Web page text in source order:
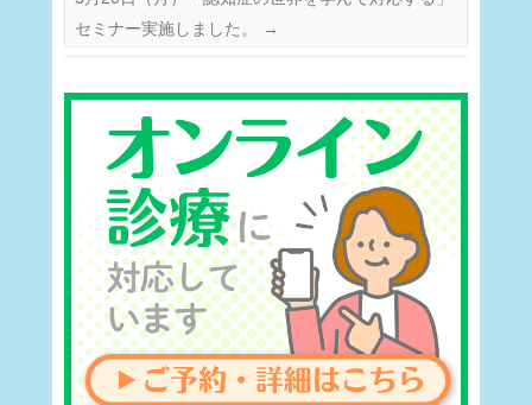
セミナー実施しました。
→